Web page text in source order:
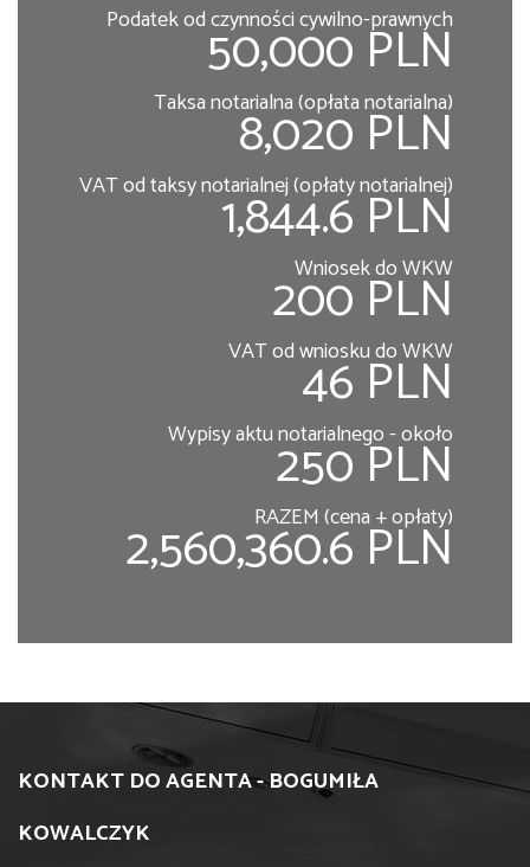
Podatek od czynności cywilno-prawnych
50,000 PLN
Taksa notarialna (opłata notarialna)
8,020 PLN
VAT od taksy notarialnej (opłaty notarialnej)
1,844.6 PLN
Wniosek do WKW
200 PLN
VAT od wniosku do WKW
46 PLN
Wypisy aktu notarialnego - około
250 PLN
RAZEM (cena + opłaty)
2,560,360.6 PLN
KONTAKT DO AGENTA - BOGUMIŁA
KOWALCZYK